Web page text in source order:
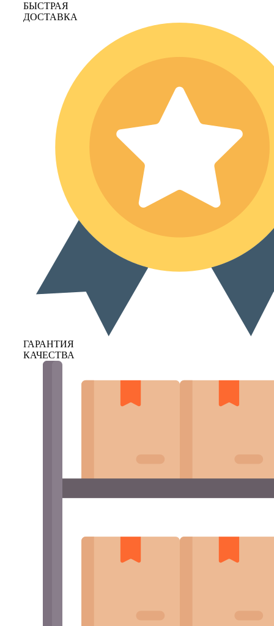
БЫСТРАЯ
ДОСТАВКА
ГАРАНТИЯ
КАЧЕСТВА